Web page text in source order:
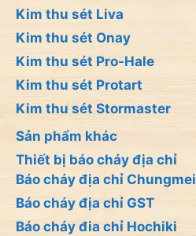
Kim thu sét Liva
Kim thu sét Onay
Kim thu sét Pro-Hale
Kim thu sét Protart
Kim thu sét Stormaster
Sản phẩm khác
Thiết bị báo cháy địa chỉ
Báo cháy địa chỉ Chungmei
Báo cháy địa chỉ GST
Báo cháy đia chỉ Hochiki